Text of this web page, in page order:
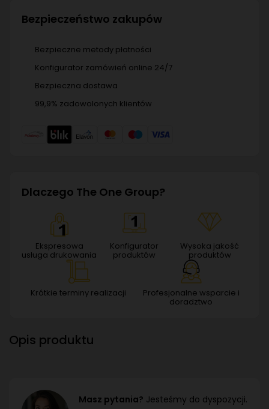
Opis produktu
Masz pytania? Jesteśmy do dyspozycji.
Bezpieczeństwo zakupów
Bezpieczne metody płatności
Konfigurator zamówień online 24/7
Bezpieczna dostawa
99,9% zadowolonych klientów
Dlaczego The One Group?
Ekspresowa
usługa drukowania
Konfigurator
produktów
Wysoka jakość
produktów
Krótkie terminy realizacji Profesjonalne wsparcie i
doradztwo